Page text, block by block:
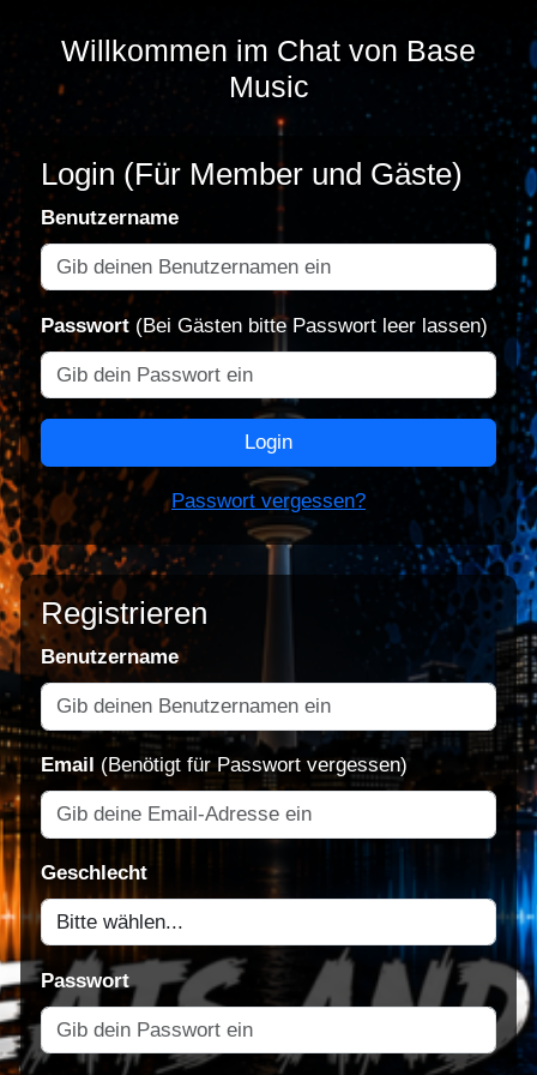
Willkommen im Chat von Base
Music
Login (Für Member und Gäste)
Benutzername
Passwort(Bei Gästen bitte Passwort leer lassen)
Login
Passwort vergessen?
Registrieren
Benutzername
Email (Benötigt für Passwort vergessen)
Geschlecht
Passwort